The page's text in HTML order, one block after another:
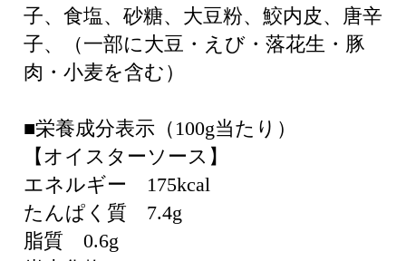
子、食塩、砂糖、大豆粉、鮫内皮、唐辛
子、（一部に大豆・えび・落花生・豚
肉・小麦を含む）
■栄養成分表示（100g当たり）
【オイスターソース】
エネルギー 175kcal
たんぱく質 7.4g
脂質 0.6g